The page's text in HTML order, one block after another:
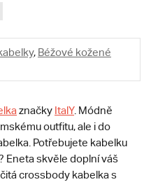
, Béžové kožené
značky ItalY. Módně
outfitu, ale i do
Potřebujete kabelku
Eneta skvěle doplní váš
crossbody kabelka s